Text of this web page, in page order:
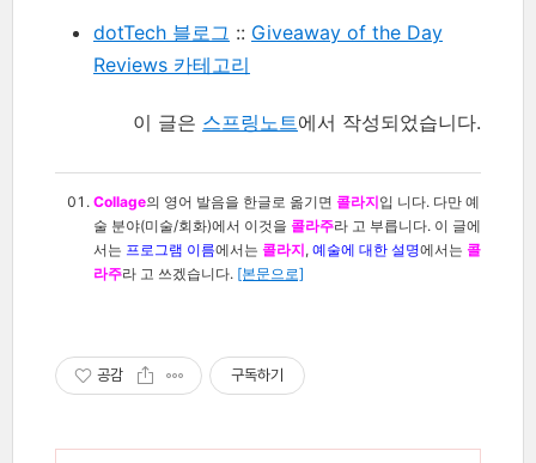
dotTech 블로그 :: Giveaway of the Day
Reviews 카테고리
이 글은 스프링노트에서 작성되었습니다.
Collage의 영어 발음을 한글로 옮기면 콜라지입 니다. 다만 예
술 분야(미술/회화)에서 이것을 콜라주라 고 부릅니다. 이 글에
서는 프로그램 이름에서는 콜라지, 예술에 대한 설명에서는 콜
라주라 고 쓰겠습니다. [본문으로]
공감 구독하기